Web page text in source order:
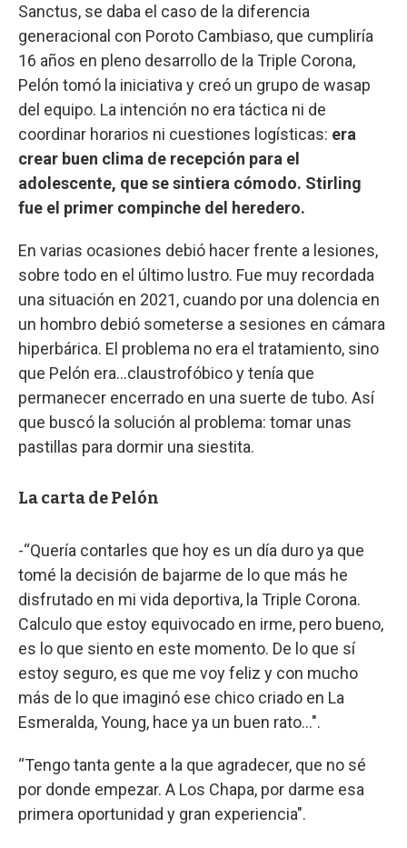
Sanctus, se daba el caso de la diferencia
generacional con Poroto Cambiaso, que cumpliría
16 años en pleno desarrollo de la Triple Corona,
Pelón tomó la iniciativa y creó un grupo de wasap
del equipo. La intención no era táctica ni de
coordinar horarios ni cuestiones logísticas: era
crear buen clima de recepción para el
adolescente, que se sintiera cómodo. Stirling
fue el primer compinche del heredero.
En varias ocasiones debió hacer frente a lesiones,
sobre todo en el último lustro. Fue muy recordada
una situación en 2021, cuando por una dolencia en
un hombro debió someterse a sesiones en cámara
hiperbárica. El problema no era el tratamiento, sino
que Pelón era...claustrofóbico y tenía que
permanecer encerrado en una suerte de tubo. Así
que buscó la solución al problema: tomar unas
pastillas para dormir una siestita.
La carta de Pelón
-“Quería contarles que hoy es un día duro ya que
tomé la decisión de bajarme de lo que más he
disfrutado en mi vida deportiva, la Triple Corona.
Calculo que estoy equivocado en irme, pero bueno,
es lo que siento en este momento. De lo que sí
estoy seguro, es que me voy feliz y con mucho
más de lo que imaginó ese chico criado en La
Esmeralda, Young, hace ya un buen rato…".
“Tengo tanta gente a la que agradecer, que no sé
por donde empezar. A Los Chapa, por darme esa
primera oportunidad y gran experiencia".